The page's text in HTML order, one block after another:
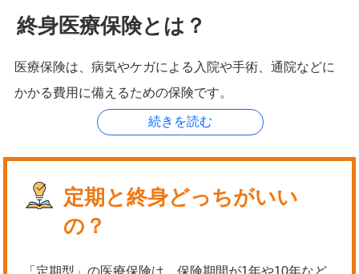
終身医療保険とは？
医療保険は、病気やケガによる入院や手術、通院などに
かかる費用に備えるための保険です。
定期と終身どっちがいい
の？
「定期型」の医療保険は、保険期間が1年や10年など